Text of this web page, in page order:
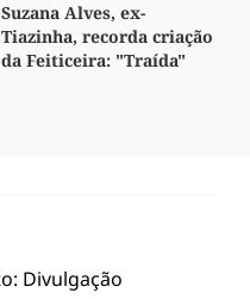
Suzana Alves, ex-
Tiazinha, recorda criação
da Feiticeira: "Traída"